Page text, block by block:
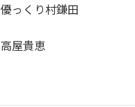
優っくり村鎌田
高屋貴恵